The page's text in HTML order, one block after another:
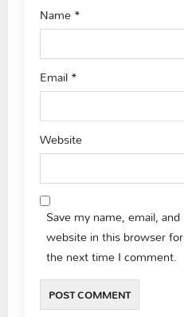
Name*
Email*
Website
Save my name, email, and
website in this browser for
the next time I comment.